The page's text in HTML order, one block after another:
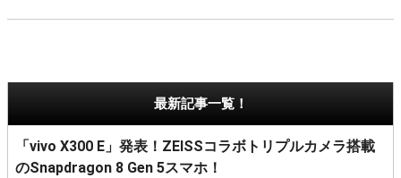
最新記事一覧！
「vivo X300 E」発表！ZEISSコラボトリプルカメラ搭載
のSnapdragon 8 Gen 5スマホ！